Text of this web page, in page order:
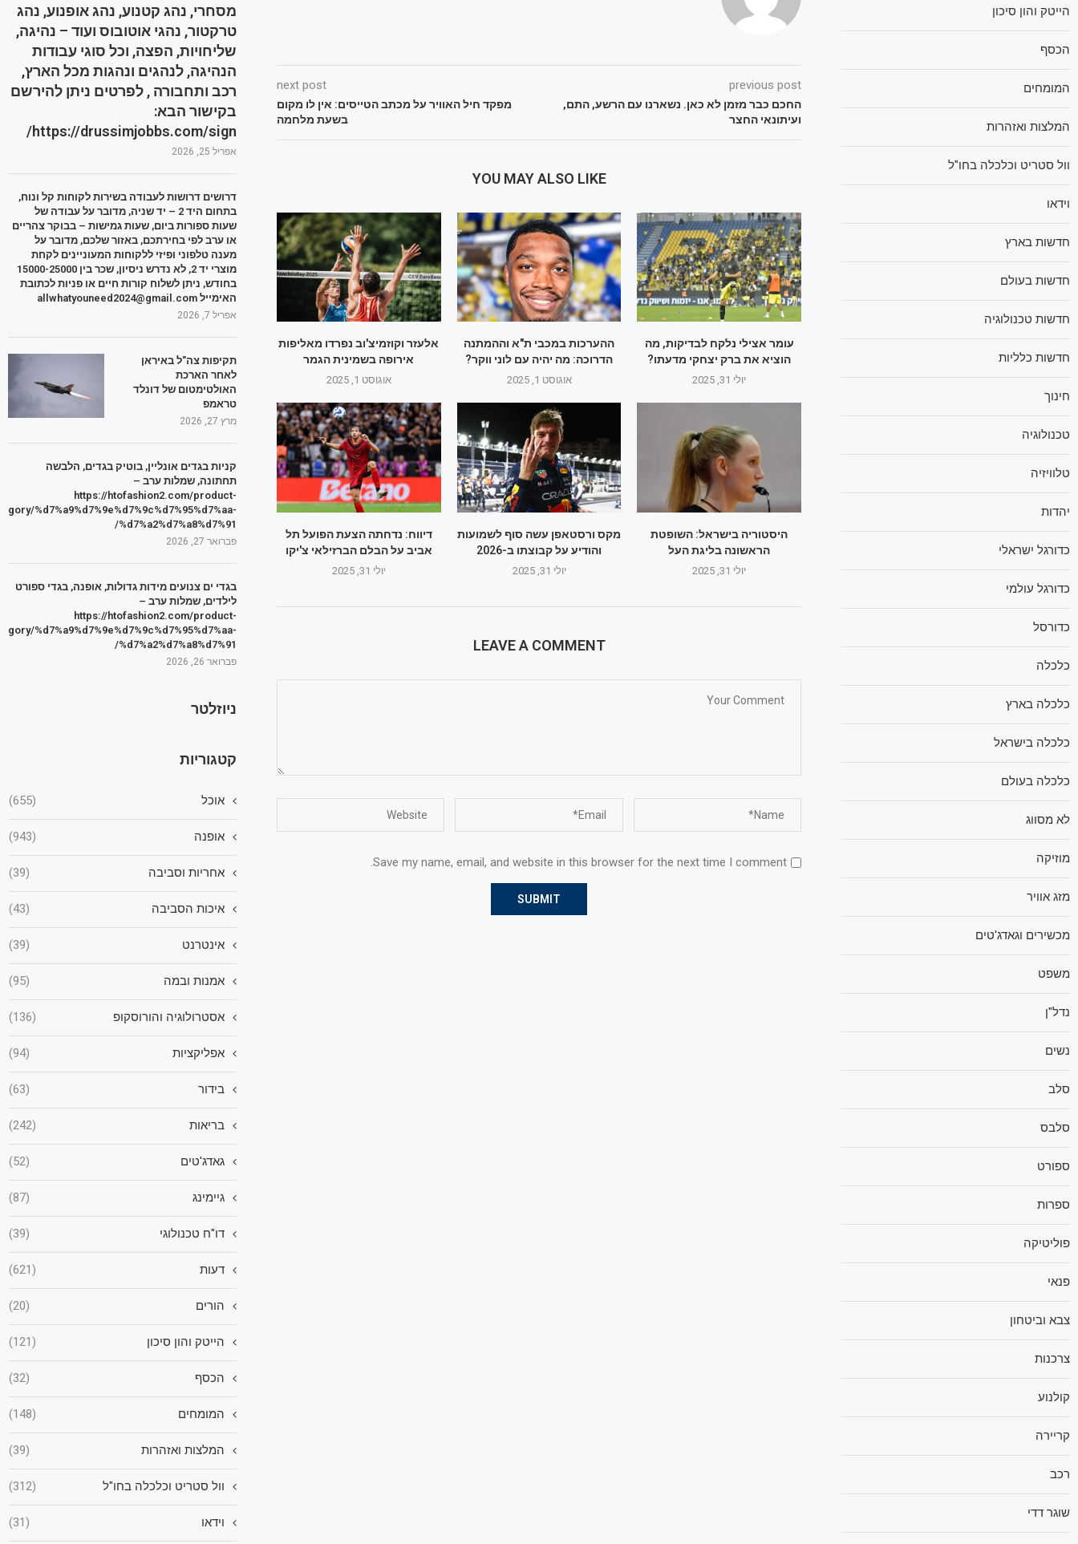
previous post
החכם כבר מזמן לא כאן. נשארנו עם הרשע, התם,
ועיתונאי החצר
next post
מפקד חיל האוויר על מכתב הטייסים: אין לו מקום
בשעת מלחמה
YOU MAY ALSO LIKE
אלעזר וקוזמיצ'וב נפרדו מאליפות
אירופה בשמינית הגמר
אוגוסט 1, 2025
ההערכות במכבי ת"א וההמתנה
הדרוכה: מה יהיה עם לוני ווקר?
אוגוסט 1, 2025
עומר אצילי נלקח לבדיקות, מה
הוציא את ברק יצחקי מדעתו?
יולי 31, 2025
דיווח: נדחתה הצעת הפועל תל
אביב על הבלם הברזילאי צ'יקו
יולי 31, 2025
מקס ורסטאפן עשה סוף לשמועות
והודיע על קבוצתו ב-2026
יולי 31, 2025
היסטוריה בישראל: השופטת
הראשונה בליגת העל
יולי 31, 2025
LEAVE A COMMENT
Save my name, email, and website in this browser for the next time I comment.
מסחרי, נהג קטנוע, נהג אופנוע, נהג
טרקטור, נהגי אוטובוס ועוד – נהיגה,
שליחויות, הפצה, וכל סוגי עבודות
הנהיגה, לנהגים ונהגות מכל הארץ,
רכב ותחבורה , לפרטים ניתן להירשם
בקישור הבא:
https://drussimjobbs.com/sign/
אפריל 25, 2026
דרושים דרושות לעבודה בשירות לקוחות קל ונוח,
בתחום היד 2 – יד שניה, מדובר על עבודה של
שעות ספורות ביום, שעות גמישות – בבוקר צהריים
או ערב לפי בחירתכם, באזור שלכם, מדובר על
מענה טלפוני ופיזי ללקוחות המעוניינים לקחת
מוצרי יד 2, לא נדרש ניסיון, שכר בין 15000-25000
בחודש, ניתן לשלוח קורות חיים או פניות לכתובת
האימייל allwhatyouneed2024@gmail.com
אפריל 7, 2026
תקיפות צה"ל באיראן
לאחר הארכת
האולטימטום של דונלד
טראמפ
מרץ 27, 2026
קניות בגדים אונליין, בוטיק בגדים, הלבשה
תחתונה, שמלות ערב –
https://htofashion2.com/product-
%d7%a9%d7%9e%d7%9c%d7%95%d7%aa-
%d7%a2%d7%a8%d7%91/
פברואר 27, 2026
בגדי ים צנועים מידות גדולות, אופנה, בגדי ספורט
לילדים, שמלות ערב –
https://htofashion2.com/product-
%d7%a9%d7%9e%d7%9c%d7%95%d7%aa-
%d7%a2%d7%a8%d7%91/
פברואר 26, 2026
ניוזלטר
קטגוריות
אוכל (655)
אופנה (943)
אחריות וסביבה (39)
איכות הסביבה (43)
אינטרנט (39)
אמנות ובמה (95)
אסטרולוגיה והורוסקופ (136)
אפליקציות (94)
בידור (63)
בריאות (242)
גאדג'טים (52)
גיימינג (87)
דו"ח טכנולוגי (39)
דעות (621)
הורים (20)
הייטק והון סיכון (121)
הכסף (32)
המומחים (148)
המלצות ואזהרות (39)
וול סטריט וכלכלה בחו"ל (312)
וידאו (31)
הייטק והון סיכון
הכסף
המומחים
המלצות ואזהרות
וול סטריט וכלכלה בחו"ל
וידאו
חדשות בארץ
חדשות בעולם
חדשות טכנולוגיה
חדשות כלליות
חינוך
טכנולוגיה
טלוויזיה
יהדות
כדורגל ישראלי
כדורגל עולמי
כדורסל
כלכלה
כלכלה בארץ
כלכלה בישראל
כלכלה בעולם
לא מסווג
מוזיקה
מזג אוויר
מכשירים וגאדג'טים
משפט
נדל"ן
נשים
סלב
סלבס
ספורט
ספרות
פוליטיקה
פנאי
צבא וביטחון
צרכנות
קולנוע
קריירה
רכב
שוגר דדי